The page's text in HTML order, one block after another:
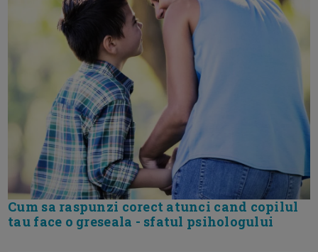
Cum sa raspunzi corect atunci cand copilul
tau face o greseala - sfatul psihologului